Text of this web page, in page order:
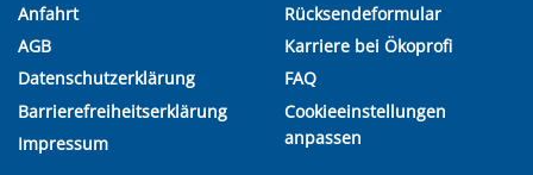
Anfahrt
AGB
Datenschutzerklärung
Barrierefreiheitserklärung
Impressum
Rücksendeformular
Karriere bei Ökoprofi
FAQ
Cookieeinstellungen
anpassen